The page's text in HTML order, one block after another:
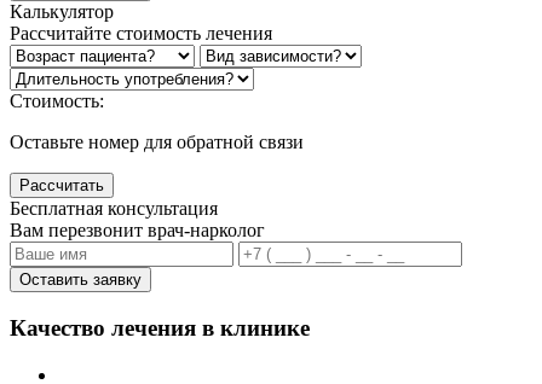
Калькулятор
Рассчитайте стоимость лечения
Стоимость:
Оставьте номер для обратной связи
Рассчитать
Бесплатная консультация
Вам перезвонит врач-нарколог
Оставить заявку
Качество лечения в клинике